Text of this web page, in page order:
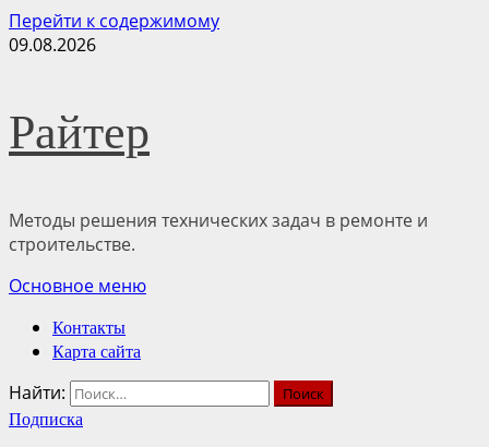
Перейти к содержимому
09.08.2026
Райтер
Методы решения технических задач в ремонте и
строительстве.
Основное меню
Контакты
Карта сайта
Найти:
Подписка